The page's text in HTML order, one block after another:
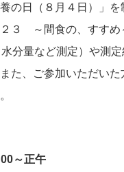
日（８月４日）」を
３ ～間食の、すす
分量など測定）や測
た、ご参加いただい
～正午